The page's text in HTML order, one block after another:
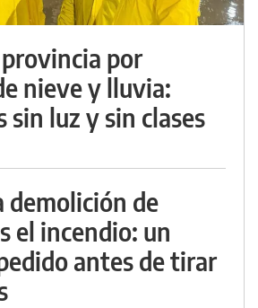
por
nieve y lluvia:
sin luz y sin clases
demolición de
el incendio: un
antes de tirar